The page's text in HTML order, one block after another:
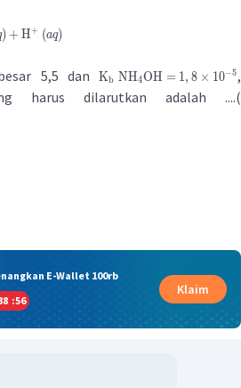
) + H+ (aq)
5,5 dan Kb NH4OH = 1, 8 × 10−5,
harus dilarutkan adalah ....(
E-Wallet 100rb
:55
Klaim